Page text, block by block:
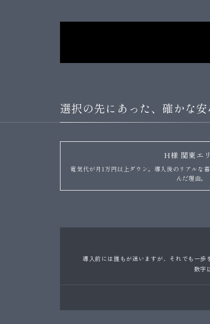
Home トップページ
About スマートハウスとは
選択の先にあった、確かな
H様 関東エ
電気代が月1万円以上ダウン。導入後のリアルな
んだ理由。
導入前には誰もが迷いますが、それでも一
数字